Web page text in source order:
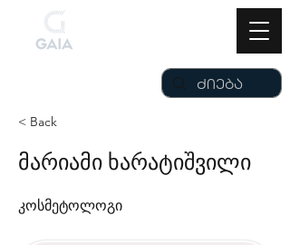
< Back
მარიამი ხარატიშვილი
კოსმეტოლოგი